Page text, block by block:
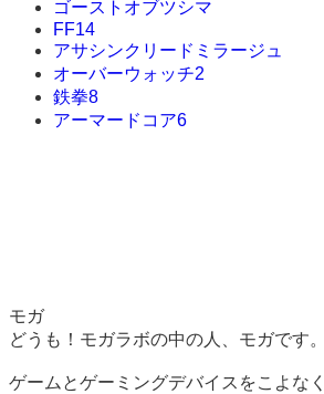
ゴーストオブツシマ
FF14
アサシンクリードミラージュ
オーバーウォッチ2
鉄拳8
アーマードコア6
モガ
どうも！モガラボの中の人、モガです。
ゲームとゲーミングデバイスをこよな